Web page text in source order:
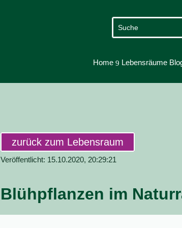
Home 9 Lebensräume
zurück zum Lebensraum
Veröffentlicht: 15.10.2020, 20:29:21
Blühpflanzen im